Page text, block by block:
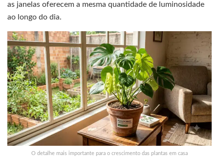
as janelas oferecem a mesma quantidade de luminosidade
ao longo do dia.
O detalhe mais importante para o crescimento das plantas em casa